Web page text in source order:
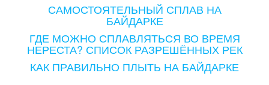
САМОСТОЯТЕЛЬНЫЙ СПЛАВ НА
БАЙДАРКЕ
ГДЕ МОЖНО СПЛАВЛЯТЬСЯ ВО ВРЕМЯ
НЕРЕСТА? СПИСОК РАЗРЕШЁННЫХ РЕК
КАК ПРАВИЛЬНО ПЛЫТЬ НА БАЙДАРКЕ